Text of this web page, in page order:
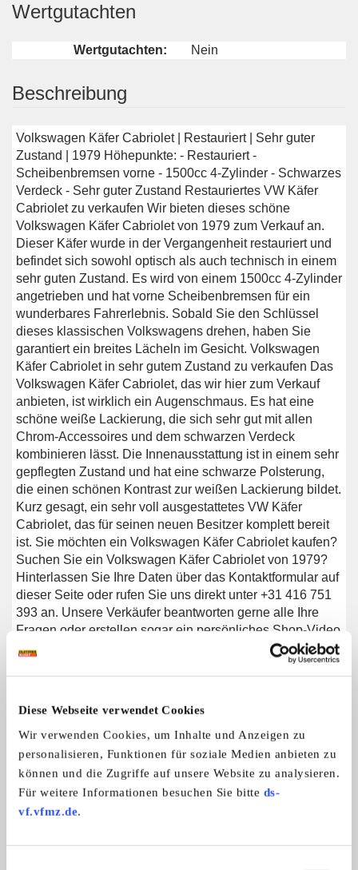
Diese Webseite verwendet Cookies
Wir verwenden Cookies, um Inhalte und Anzeigen zu
personalisieren, Funktionen für soziale Medien anbieten zu
können und die Zugriffe auf unsere Website zu analysieren.
Für weitere Informationen besuchen Sie bitte ds-
vf.vfmz.de.
Wertgutachten
Wertgutachten: Nein
Beschreibung
Volkswagen Käfer Cabriolet | Restauriert | Sehr guter
Zustand | 1979 Höhepunkte: - Restauriert -
Scheibenbremsen vorne - 1500cc 4-Zylinder - Schwarzes
Verdeck - Sehr guter Zustand Restauriertes VW Käfer
Cabriolet zu verkaufen Wir bieten dieses schöne
Volkswagen Käfer Cabriolet von 1979 zum Verkauf an.
Dieser Käfer wurde in der Vergangenheit restauriert und
befindet sich sowohl optisch als auch technisch in einem
sehr guten Zustand. Es wird von einem 1500cc 4-Zylinder
angetrieben und hat vorne Scheibenbremsen für ein
wunderbares Fahrerlebnis. Sobald Sie den Schlüssel
dieses klassischen Volkswagens drehen, haben Sie
garantiert ein breites Lächeln im Gesicht. Volkswagen
Käfer Cabriolet in sehr gutem Zustand zu verkaufen Das
Volkswagen Käfer Cabriolet, das wir hier zum Verkauf
anbieten, ist wirklich ein Augenschmaus. Es hat eine
schöne weiße Lackierung, die sich sehr gut mit allen
Chrom-Accessoires und dem schwarzen Verdeck
kombinieren lässt. Die Innenausstattung ist in einem sehr
gepflegten Zustand und hat eine schwarze Polsterung,
die einen schönen Kontrast zur weißen Lackierung bildet.
Kurz gesagt, ein sehr voll ausgestattetes VW Käfer
Cabriolet, das für seinen neuen Besitzer komplett bereit
ist. Sie möchten ein Volkswagen Käfer Cabriolet kaufen?
Suchen Sie ein Volkswagen Käfer Cabriolet von 1979?
Hinterlassen Sie Ihre Daten über das Kontaktformular auf
dieser Seite oder rufen Sie uns direkt unter +31 416 751
393 an. Unsere Verkäufer beantworten gerne alle Ihre
Fragen oder erstellen sogar ein persönliches Shop-Video
für Sie. Wir können helfen mit Transport. Inzahlungnahme
möglich. Wir können das Auto gegen Mehrpreis mit
bezahlen kein Importsteuer mehr.
Weitere Anzeigen dieses Anbieters